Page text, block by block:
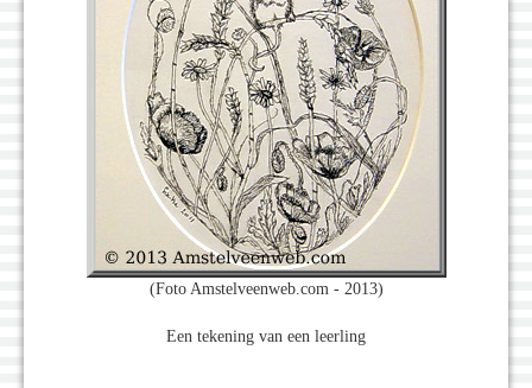
(Foto Amstelveenweb.com - 2013)
Een tekening van een leerling